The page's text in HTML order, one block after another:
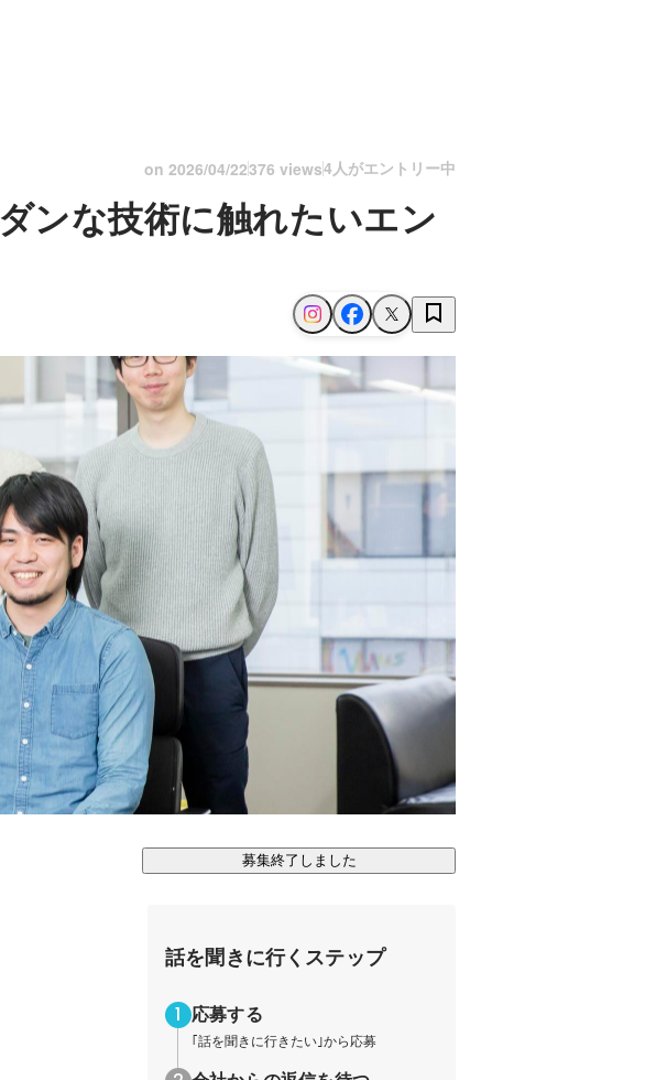
on 2026/04/22376 views4人がエントリー中
ンな技術に触れたいエン
募集終了しました
話を聞きに行くステップ
応募する
｢話を聞きに行きたい｣から応募